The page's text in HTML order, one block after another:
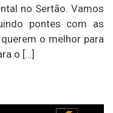
no Sertão. Vamos
pontes com as
o melhor para
o […]